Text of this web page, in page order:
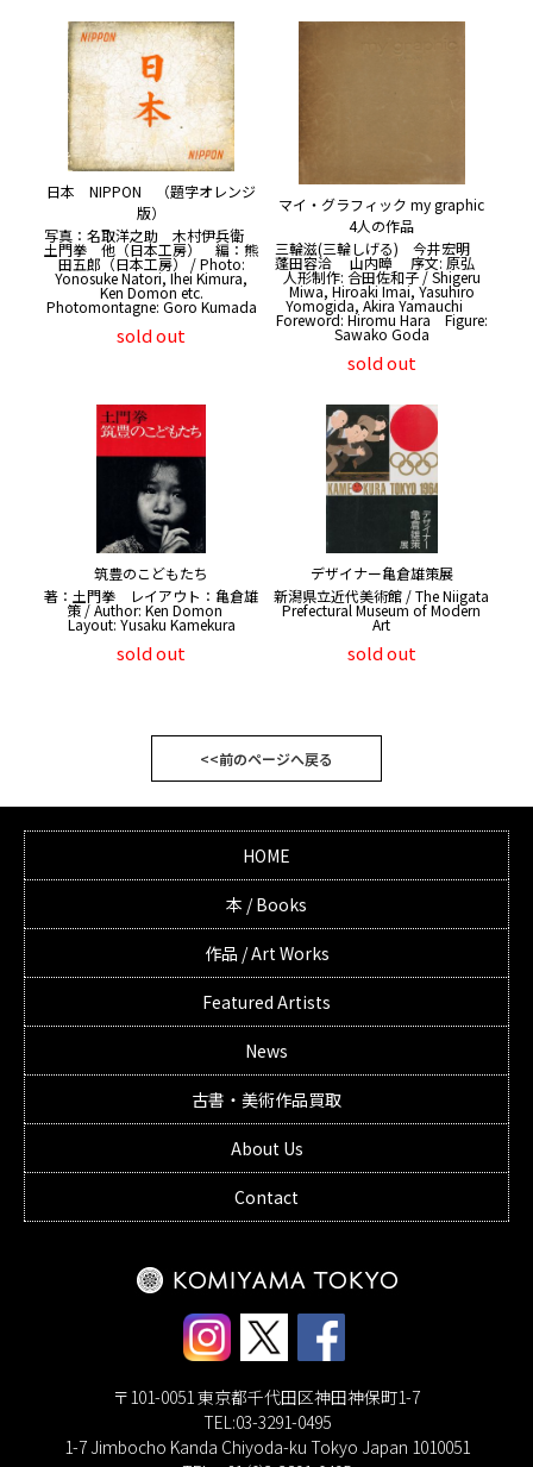
日本 NIPPON （題字オレンジ
版）
写真：名取洋之助 木村伊兵衛
土門拳 他（日本工房） 編：熊
田五郎（日本工房） / Photo:
Yonosuke Natori, Ihei Kimura,
Ken Domon etc.
Photomontagne: Goro Kumada
sold out
マイ・グラフィック my graphic
4人の作品
三輪滋(三輪しげる) 今井宏明
蓬田容洽 山内暲 序文: 原弘
人形制作: 合田佐和子 / Shigeru
Miwa, Hiroaki Imai, Yasuhiro
Yomogida, Akira Yamauchi
Foreword: Hiromu Hara Figure:
Sawako Goda
sold out
筑豊のこどもたち
著：土門拳 レイアウト：亀倉雄
策 / Author: Ken Domon
Layout: Yusaku Kamekura
sold out
デザイナー亀倉雄策展
新潟県立近代美術館 / The Niigata
Prefectural Museum of Modern
Art
sold out
<<前のページへ戻る
HOME
本 / Books
作品 / Art Works
Featured Artists
News
古書・美術作品買取
About Us
Contact
〒101-0051 東京都千代田区神田神保町1-7
TEL:03-3291-0495
1-7 Jimbocho Kanda Chiyoda-ku Tokyo Japan 1010051